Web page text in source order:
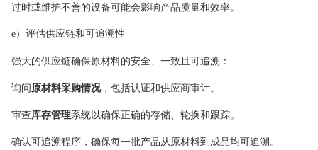
过时或维护不善的设备可能会影响产品质量和效率。
e）评估供应链和可追溯性
强大的供应链确保原材料的安全、一致且可追溯：
询问原材料采购情况，包括认证和供应商审计。
审查库存管理系统以确保正确的存储、轮换和跟踪。
确认可追溯程序，确保每一批产品从原材料到成品均可追溯。